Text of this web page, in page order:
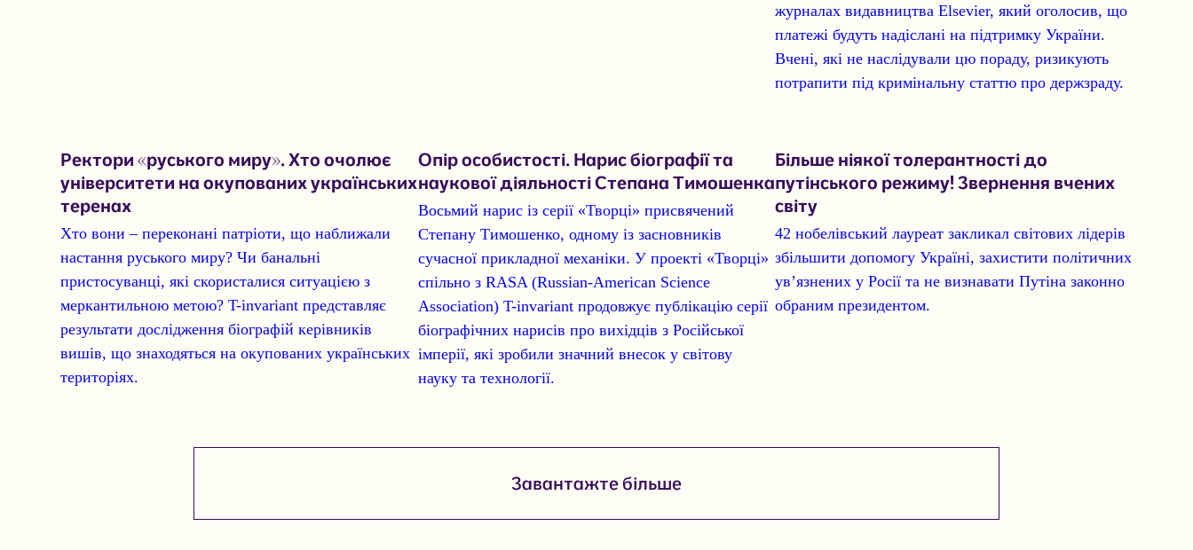
журналах видавництва Elsevier, який оголосив, що
платежі будуть надіслані на підтримку України.
Вчені, які не наслідували цю пораду, ризикують
потрапити під кримінальну статтю про держзраду.
Ректори «руського миру». Хто очолює
університети на окупованих українських
теренах
Хто вони – переконані патріоти, що наближали
настання руського миру? Чи банальні
пристосуванці, які скористалися ситуацією з
меркантильною метою?T-invariant представляє
результати дослідження біографій керівників
вишів, що знаходяться на окупованих українських
територіях.
Опір особистості. Нарис біографії та
наукової діяльності Степана Тимошенка
Восьмий нарис із серії «Творці» присвячений
Степану Тимошенко, одному із засновників
сучасної прикладної механіки. У проекті «Творці»
спільно з RASA (Russian-American Science
Association)T-invariant продовжує публікацію серії
біографічних нарисів про вихідців з Російської
імперії, які зробили значний внесок у світову
науку та технології.
Більше ніякої толерантності до
путінського режиму! Звернення вчених
світу
42 нобелівський лауреат закликал світових лідерів
збільшити допомогу Україні, захистити політичних
ув’язнених у Росії та не визнавати Путіна законно
обраним президентом.
Завантажте більше